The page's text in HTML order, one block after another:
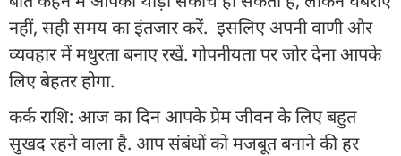
नहीं, सही समय का इंतजार करें. इसलिए अपनी वाणी और
व्यवहार में मधुरता बनाए रखें. गोपनीयता पर जोर देना आपके
लिए बेहतर होगा.
कर्क राशि: आज का दिन आपके प्रेम जीवन के लिए बहुत
सुखद रहने वाला है. आप संबंधों को मजबूत बनाने की हर